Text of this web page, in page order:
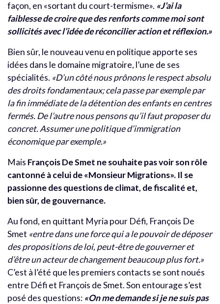
façon, en «sortant du court-termisme». «J’ai la
faiblesse de croire que des renforts comme moi sont
sollicités avec l’idée de réconcilier action et réflexion.»
Bien sûr, le nouveau venu en politique apporte ses
idées dans le domaine migratoire, l’une de ses
spécialités. «D’un côté nous prônons le respect absolu
des droits fondamentaux; cela passe par exemple par
la fin immédiate de la détention des enfants en centres
fermés. De l’autre nous pensons qu’il faut proposer du
concret. Assumer une politique d’immigration
économique par exemple.»
Mais François De Smet ne souhaite pas voir son rôle
cantonné à celui de «Monsieur Migrations». Il se
passionne des questions de climat, de fiscalité et,
bien sûr, de gouvernance.
Au fond, en quittant Myria pour Défi, François De
Smet «entre dans une force qui a le pouvoir de déposer
des propositions de loi, peut-être de gouverner et
d’être un acteur de changement beaucoup plus fort.»
C’est à l’été que les premiers contacts se sont noués
entre Défi et François de Smet. Son entourage s’est
posé des questions: «On me demande si je ne suis pas